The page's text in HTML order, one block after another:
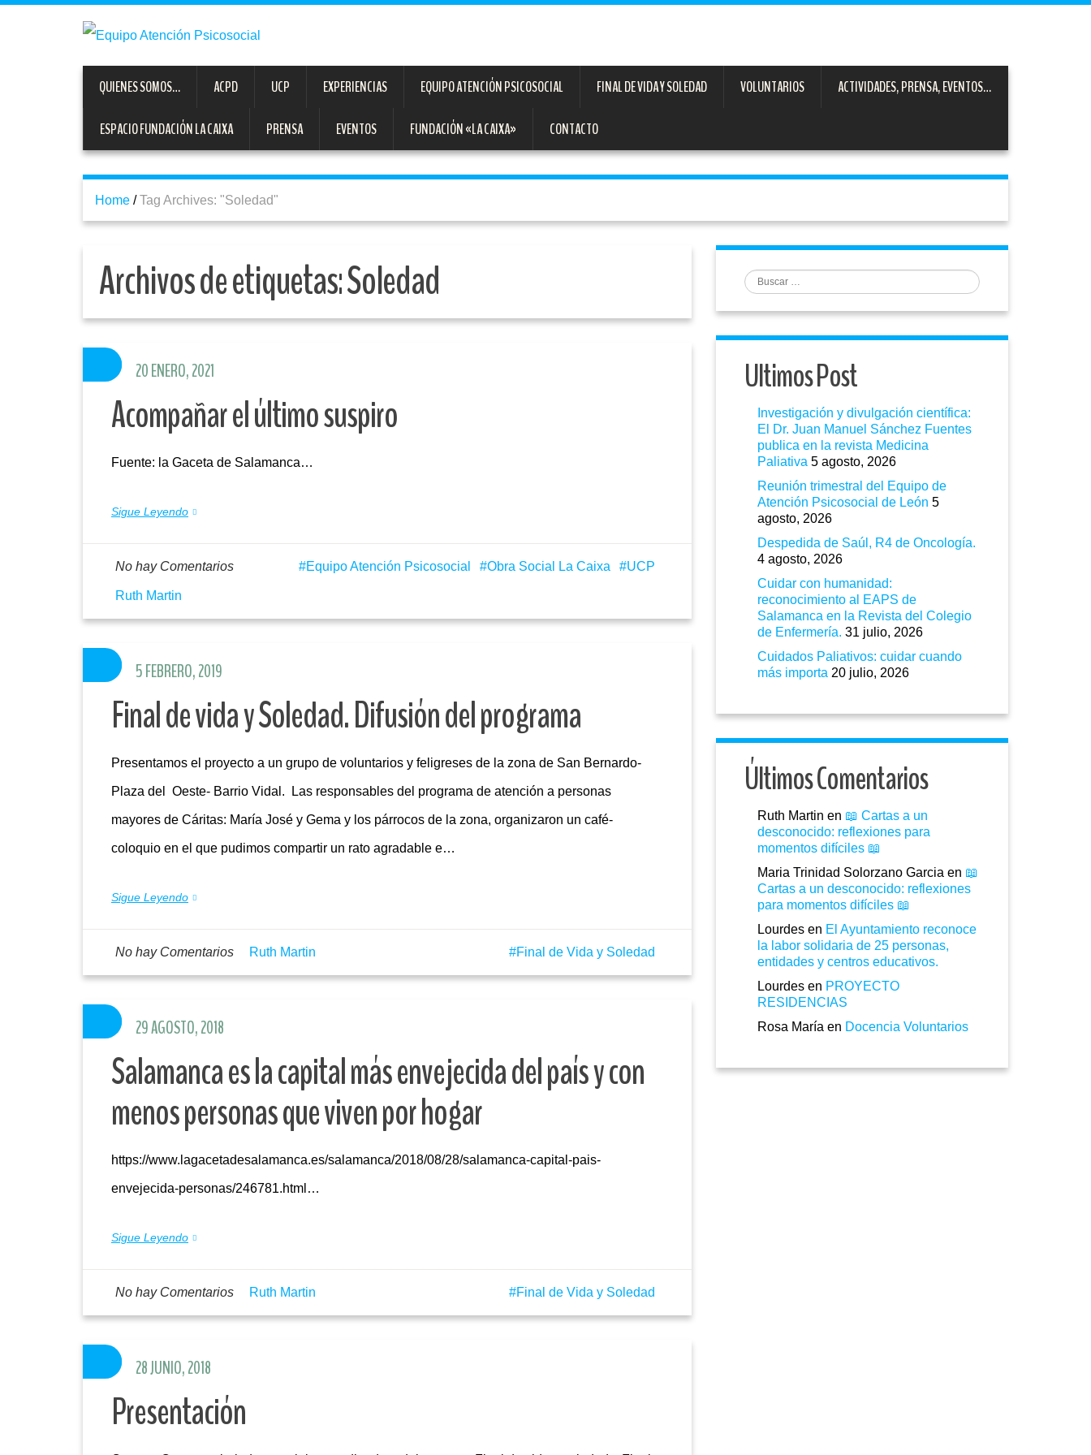
QUIENES SOMOS… ACPD UCP EXPERIENCIAS EQUIPO ATENCIÓN PSICOSOCIAL FINAL DE VIDA Y SOLEDAD VOLUNTARIOS ACTIVIDADES, PRENSA, EVENTOS…
ESPACIO FUNDACIÓN LA CAIXA PRENSA EVENTOS FUNDACIÓN «LA CAIXA» CONTACTO
Home / Tag Archives: "Soledad"
Archivos de etiquetas:Soledad
Acompañar el último suspiro
Fuente: la Gaceta de Salamanca…
Sigue Leyendo
20 ENERO, 2021
Equipo Atención Psicosocial Obra Social La Caixa UCP
No hay Comentarios
Ruth Martin
Final de vida y Soledad. Difusión del programa
Presentamos el proyecto a un grupo de voluntarios y feligreses de la zona de San Bernardo-
Plaza del Oeste- Barrio Vidal. Las responsables del programa de atención a personas
mayores de Cáritas: María José y Gema y los párrocos de la zona, organizaron un café-
coloquio en el que pudimos compartir un rato agradable e…
Sigue Leyendo
5 FEBRERO, 2019
Final de Vida y Soledad
No hay Comentarios Ruth Martin
Salamanca es la capital más envejecida del país y con
menos personas que viven por hogar
https://www.lagacetadesalamanca.es/salamanca/2018/08/28/salamanca-capital-pais-
envejecida-personas/246781.html…
Sigue Leyendo
29 AGOSTO, 2018
Final de Vida y Soledad
No hay Comentarios Ruth Martin
Presentación
28 JUNIO, 2018
Buscar
Ultimos Post
Investigación y divulgación científica:
El Dr. Juan Manuel Sánchez Fuentes
publica en la revista Medicina
Paliativa 5 agosto, 2026
Reunión trimestral del Equipo de
Atención Psicosocial de León 5
agosto, 2026
Despedida de Saúl, R4 de Oncología.
4 agosto, 2026
Cuidar con humanidad:
reconocimiento al EAPS de
Salamanca en la Revista del Colegio
de Enfermería. 31 julio, 2026
Cuidados Paliativos: cuidar cuando
más importa 20 julio, 2026
Últimos Comentarios
Ruth Martin en 📖 Cartas a un
desconocido: reflexiones para
momentos difíciles 📖
Maria Trinidad Solorzano Garcia en 📖
Cartas a un desconocido: reflexiones
para momentos difíciles 📖
Lourdes en El Ayuntamiento reconoce
la labor solidaria de 25 personas,
entidades y centros educativos.
Lourdes en PROYECTO
RESIDENCIAS
Rosa María en Docencia Voluntarios